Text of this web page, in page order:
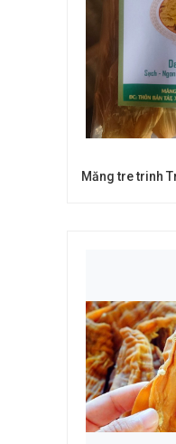
Măng tre trinh